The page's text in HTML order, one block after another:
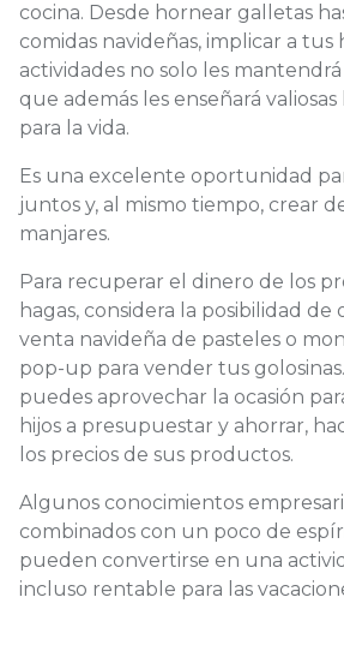
cocina. Desde hornear galletas
comidas navideñas, implicar a tus
actividades no solo les
que además les enseñará
para la vida.
Es una excelente oportunidad
juntos y, al mismo tiempo, crear
manjares.
Para recuperar el dinero de los
hagas, considera la posibilidad de
venta navideña de pasteles o
pop-up para vender tus
puedes aprovechar la ocasión
hijos a presupuestar y ahorrar,
los precios de sus productos.
Algunos conocimientos
combinados con un poco de
pueden convertirse en una
incluso rentable para las